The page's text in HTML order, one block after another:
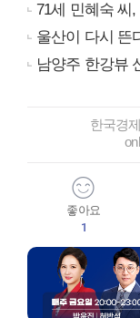
71세 민혜숙 씨,
울산이 다시 뜬
남양주 한강뷰
한국경
좋아요
1